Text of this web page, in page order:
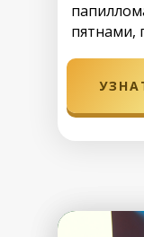
пятнами,